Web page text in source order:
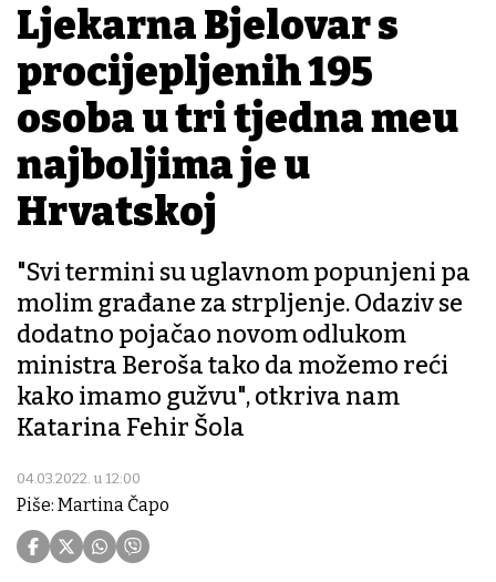
Ljekarna Bjelovar s
procijepljenih 195
osoba u tri tjedna među
najboljima je u
Hrvatskoj
"Svi termini su uglavnom popunjeni pa
molim građane za strpljenje. Odaziv se
dodatno pojačao novom odlukom
ministra Beroša tako da možemo reći
kako imamo gužvu", otkriva nam
Katarina Fehir Šola
04.03.2022. u 12:00
Piše: Martina Čapo